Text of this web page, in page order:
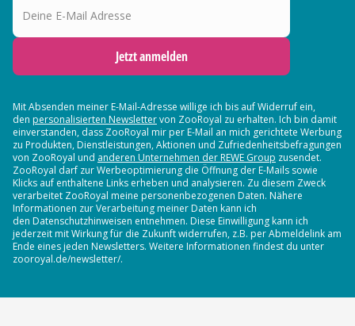
Jetzt anmelden
Mit Absenden meiner E-Mail-Adresse willige ich bis auf Widerruf ein,
den personalisierten Newslettervon ZooRoyal zu erhalten. Ich bin damit
einverstanden, dass ZooRoyal mir per E-Mail an mich gerichtete Werbung
zu Produkten, Dienstleistungen, Aktionen und Zufriedenheitsbefragungen
von ZooRoyal und anderen Unternehmen der REWE Group zusendet.
ZooRoyal darf zur Werbeoptimierung die Öffnung der E-Mails sowie
Klicks auf enthaltene Links erheben und analysieren. Zu diesem Zweck
verarbeitet ZooRoyal meine personenbezogenen Daten. Nähere
Informationen zur Verarbeitung meiner Daten kann ich
den Datenschutzhinweisen entnehmen. Diese Einwilligung kann ich
jederzeit mit Wirkung für die Zukunft widerrufen, z.B. per Abmeldelink am
Ende eines jeden Newsletters. Weitere Informationen findest du unter
zooroyal.de/newsletter/.